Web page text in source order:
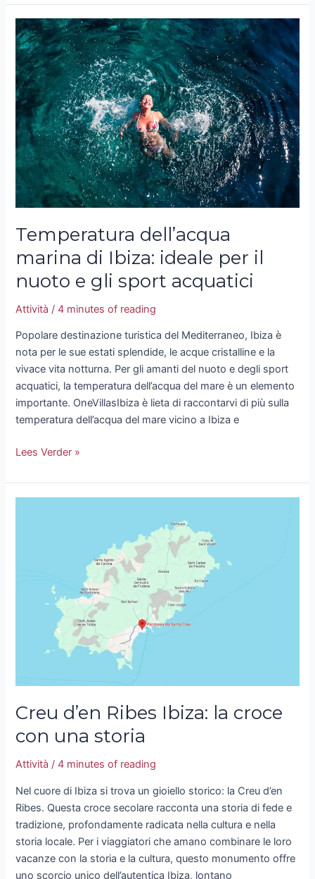
Temperatura dell’acqua
marina di Ibiza: ideale per il
nuoto e gli sport acquatici
Attività /4 minutes of reading
Popolare destinazione turistica del Mediterraneo, Ibiza è
nota per le sue estati splendide, le acque cristalline e la
vivace vita notturna. Per gli amanti del nuoto e degli sport
acquatici, la temperatura dell’acqua del mare è un elemento
importante. OneVillasIbiza è lieta di raccontarvi di più sulla
temperatura dell’acqua del mare vicino a Ibiza e
Temperatura
dell’acqua
marina
di
Ibiza:
ideale
per
nuoto
e
gli
sport
acquatici
Lees Verder »
Creu d’en Ribes Ibiza: la croce
con una storia
Attività /4 minutes of reading
Nel cuore di Ibiza si trova un gioiello storico: la Creu d’en
Ribes. Questa croce secolare racconta una storia di fede e
tradizione, profondamente radicata nella cultura e nella
storia locale. Per i viaggiatori che amano combinare le loro
vacanze con la storia e la cultura, questo monumento offre
uno scorcio unico dell’autentica Ibiza, lontano